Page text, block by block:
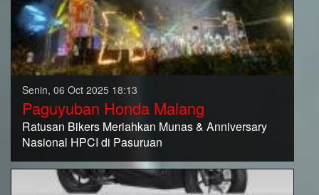
Senin, 06 Oct 2025 18:13
Paguyuban Honda Malang
Ratusan Bikers Meriahkan Munas & Anniversary
Nasional HPCI di Pasuruan